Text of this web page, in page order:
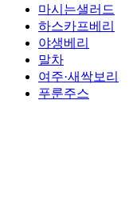
마시는샐러드
하스카프베리
야생베리
말차
여주·새싹보리
푸룬주스